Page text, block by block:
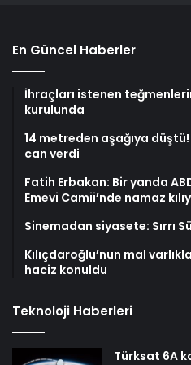
En Güncel Haberler
İhraçları istenen
kurulunda
14 metreden aşağıya
can verdi
Fatih Erbakan: Bir yanda
Emevi Camii’nde namaz
Sinemadan siyasete: Sırrı
Kılıçdaroğlu’nun mal
haciz konuldu
Teknoloji Haberleri
Türksat 6A